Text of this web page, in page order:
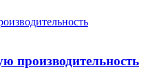
производительность